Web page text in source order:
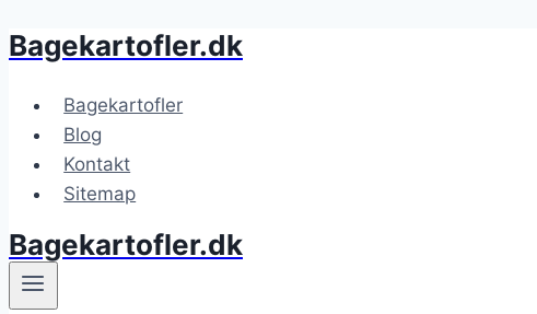
Fortsæt
indhold
Bagekartofler.dk
Bagekartofler
Blog
Kontakt
Sitemap
Bagekartofler.dk